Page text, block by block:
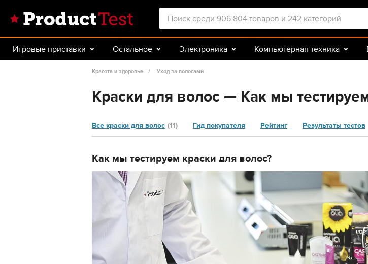
Игровые приставки Остальное Электроника Компьютерная техника
Авто Спорт и туризм
Красота и здоровье Уход за волосами
Краски для волос — Как мы
Все краски для волос (11) Гид покупателя Рейтинг Результаты тестов
Как мы тестируем краски для волос?